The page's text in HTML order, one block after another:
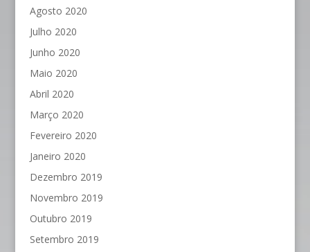
Agosto 2020
Julho 2020
Junho 2020
Maio 2020
Abril 2020
Março 2020
Fevereiro 2020
Janeiro 2020
Dezembro 2019
Novembro 2019
Outubro 2019
Setembro 2019